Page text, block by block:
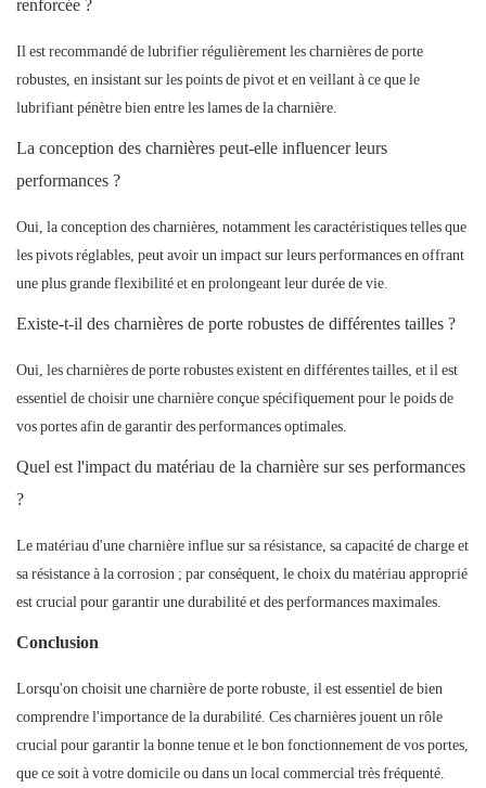
renforcée ?
Il est recommandé de lubrifier régulièrement les charnières de porte
robustes, en insistant sur les points de pivot et en veillant à ce que le
lubrifiant pénètre bien entre les lames de la charnière.
La conception des charnières peut-elle influencer leurs
performances ?
Oui, la conception des charnières, notamment les caractéristiques telles que
les pivots réglables, peut avoir un impact sur leurs performances en offrant
une plus grande flexibilité et en prolongeant leur durée de vie.
Existe-t-il des charnières de porte robustes de différentes tailles ?
Oui, les charnières de porte robustes existent en différentes tailles, et il est
essentiel de choisir une charnière conçue spécifiquement pour le poids de
vos portes afin de garantir des performances optimales.
Quel est l'impact du matériau de la charnière sur ses performances
?
Le matériau d'une charnière influe sur sa résistance, sa capacité de charge et
sa résistance à la corrosion ; par conséquent, le choix du matériau approprié
est crucial pour garantir une durabilité et des performances maximales.
Conclusion
Lorsqu'on choisit une charnière de porte robuste, il est essentiel de bien
comprendre l'importance de la durabilité. Ces charnières jouent un rôle
crucial pour garantir la bonne tenue et le bon fonctionnement de vos portes,
que ce soit à votre domicile ou dans un local commercial très fréquenté.